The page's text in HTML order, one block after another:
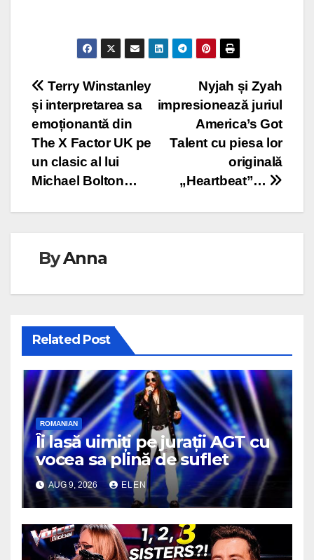
Post
navigation
Nyjah și Zyah
impresionează juriul
America’s Got
Talent cu piesa lor
originală
„Heartbeat”…
Terry Winstanley
și interpretarea sa
emoționantă din
The X Factor UK pe
un clasic al lui
Michael Bolton…
ByAnna
Related Post
ROMANIAN
Îi lasă uimiți pe jurații AGT cu
vocea sa plină de suflet
AUG 9, 2026 ELEN